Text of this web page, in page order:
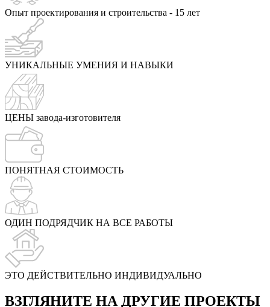
Опыт проектирования и строительства - 15 лет
УНИКАЛЬНЫЕ УМЕНИЯ И НАВЫКИ
ЦЕНЫ завода-изготовителя
ПОНЯТНАЯ СТОИМОСТЬ
ОДИН ПОДРЯДЧИК НА ВСЕ РАБОТЫ
ЭТО ДЕЙСТВИТЕЛЬНО ИНДИВИДУАЛЬНО
ВЗГЛЯНИТЕ НА ДРУГИЕ ПРОЕКТЫ